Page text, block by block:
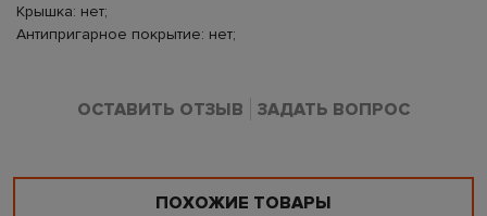
Крышка: нет;
Антипригарное покрытие: нет;
ОСТАВИТЬ ОТЗЫВ ЗАДАТЬ ВОПРОС
ПОХОЖИЕ ТОВАРЫ